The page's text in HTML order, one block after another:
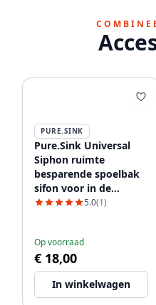
PURE.SINK
Pure.Sink Universal
Siphon ruimte
besparende spoelbak
sifon voor in de
keuken met 2
32
5.0(1)
Op voorraad
€ 18,00
In winkelwagen